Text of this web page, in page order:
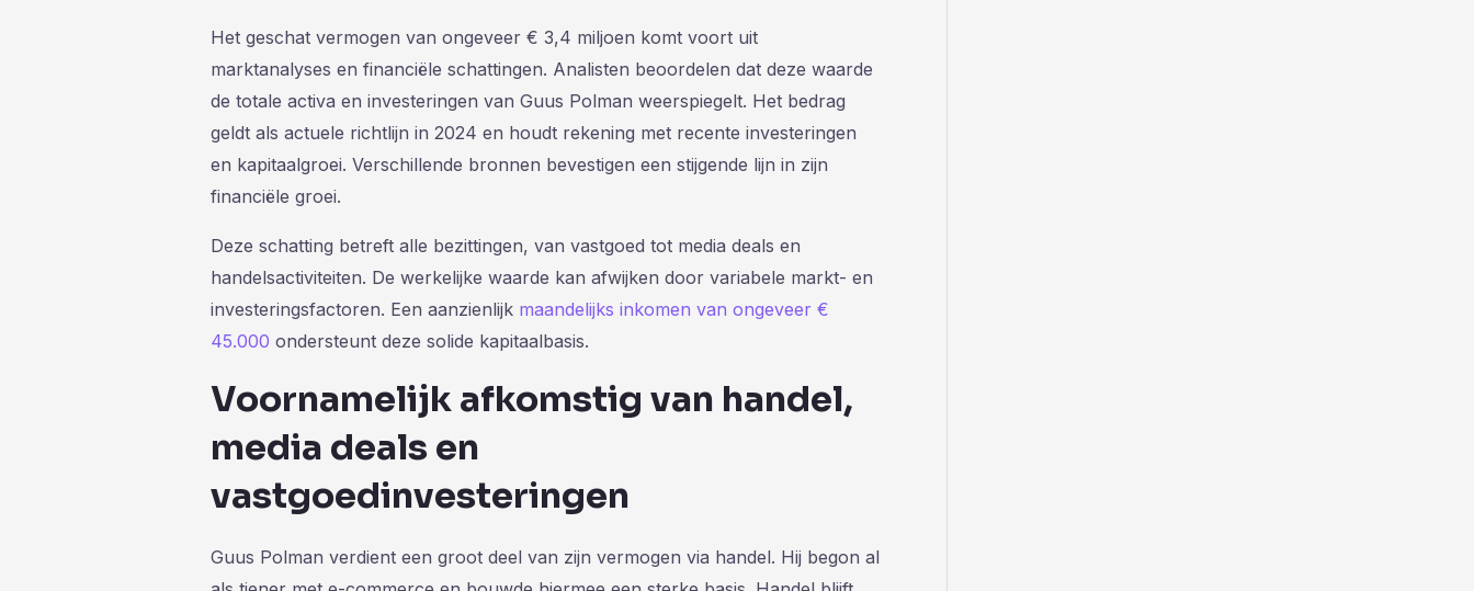
Het geschat vermogen van ongeveer € 3,4 miljoen komt voort uit
marktanalyses en financiële schattingen. Analisten beoordelen dat deze waarde
de totale activa en investeringen van Guus Polman weerspiegelt. Het bedrag
geldt als actuele richtlijn in 2024 en houdt rekening met recente investeringen
en kapitaalgroei. Verschillende bronnen bevestigen een stijgende lijn in zijn
financiële groei.
Deze schatting betreft alle bezittingen, van vastgoed tot media deals en
handelsactiviteiten. De werkelijke waarde kan afwijken door variabele markt- en
investeringsfactoren. Een aanzienlijk maandelijks inkomen van ongeveer €
45.000 ondersteunt deze solide kapitaalbasis.
Voornamelijk afkomstig van handel,
media deals en
vastgoedinvesteringen
Guus Polman verdient een groot deel van zijn vermogen via handel. Hij begon al